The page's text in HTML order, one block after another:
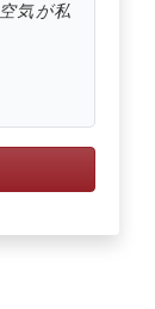
気が私